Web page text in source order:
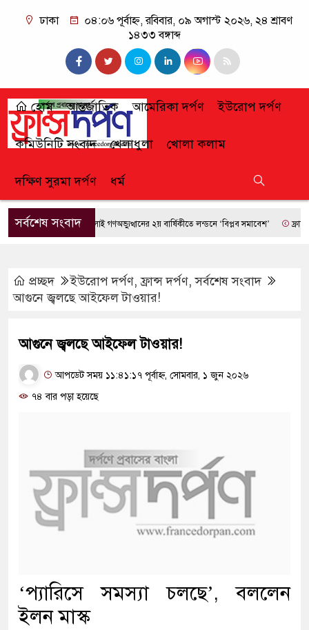
ঢাকা
০৪:০৬ পূর্বাহ্ন, রবিবার, ০৯ অগাস্ট ২০২৬, ২৪ শ্রাবণ
১৪৩৩ বঙ্গাব্দ
হোম আন্তর্জাতিক আমেরিকা দর্পণ ইউরোপ দর্পণ
কমিউনিটি সংবাদ খেলাধুলা খোলা কলাম
দক্ষিণ সুরমা দর্পণ ধর্ম
সর্বশেষ সংবাদজুলাই গণঅভ্যুত্থানের ২য় বার্ষিকীতে লন্ডনে ‘বিপ্লব সমাবেশ’ ফ্রান্সে
প্রচ্ছদ ইউরোপ দর্পণ,ফ্রান্স দর্পণ,সর্বশেষ সংবাদ
আগুনে জ্বলছে আইফেল টাওয়ার!
আগুনে জ্বলছে আইফেল টাওয়ার!
আপডেট সময় ১১:৪১:১৭ পূর্বাহ্ন, সোমবার, ১ জুন ২০২৬
৭৪ বার পড়া হয়েছে
‘প্যারিসে সমস্যা চলছে’, বললেন
ইলন মাস্ক